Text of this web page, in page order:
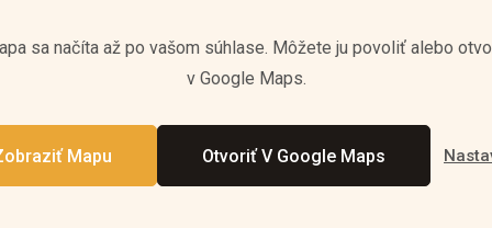
sa načíta až po vašom súhlase. Môžete ju povoliť alebo
v Google Maps.
Mapu Otvoriť V Google Maps